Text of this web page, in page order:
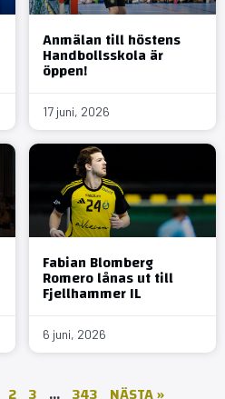
Anmälan till höstens
Handbollsskola är
öppen!
17 juni, 2026
Fabian Blomberg
Romero lånas ut till
Fjellhammer IL
6 juni, 2026